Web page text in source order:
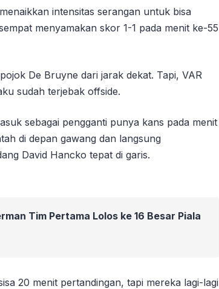
intensitas serangan untuk bisa
menyamakan skor 1-1 pada menit ke-55
De Bruyne dari jarak dekat. Tapi, VAR
sudah terjebak offside.
sebagai pengganti punya kans pada menit
di depan gawang dan langsung
David Hancko tepat di garis.
Tim Pertama Lolos ke 16 Besar Piala
20 menit pertandingan, tapi mereka lagi-lagi